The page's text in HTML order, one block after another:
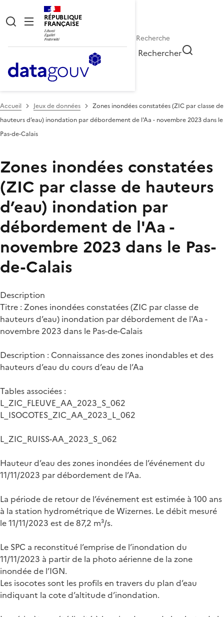
RÉPUBLIQUE
FRANÇAISE
Rechercher
Accueil Jeux de données
Zones inondées constatées (ZIC par classe de
hauteurs d’eau) inondation par débordement de l'Aa - novembre 2023 dans le
Pas-de-Calais
Zones inondées constatées
(ZIC par classe de hauteurs
d’eau) inondation par
débordement de l'Aa -
novembre 2023 dans le Pas-
de-Calais
Description
Titre : Zones inondées constatées (ZIC par classe de
hauteurs d’eau) inondation par débordement de l'Aa -
novembre 2023 dans le Pas-de-Calais
Description : Connaissance des zones inondables et des
hauteurs d’eau du cours d’eau de l’Aa
Tables associées :
L_ZIC_FLEUVE_AA_2023_S_062
L_ISOCOTES_ZIC_AA_2023_L_062
L_ZIC_RUISS-AA_2023_S_062
Hauteur d’eau des zones inondées de l’événement du
11/11/2023 par débordement de l’Aa.
La période de retour de l’événement est estimée à 100 ans
à la station hydrométrique de Wizernes. Le débit mesuré
le 11/11/2023 est de 87,2 m³/s.
Le SPC a reconstitué l’emprise de l’inondation du
11/11/2023 à partir de la photo aérienne de la zone
inondée de l’IGN.
Les isocotes sont les profils en travers du plan d’eau
indiquant la cote d’altitude d’inondation.